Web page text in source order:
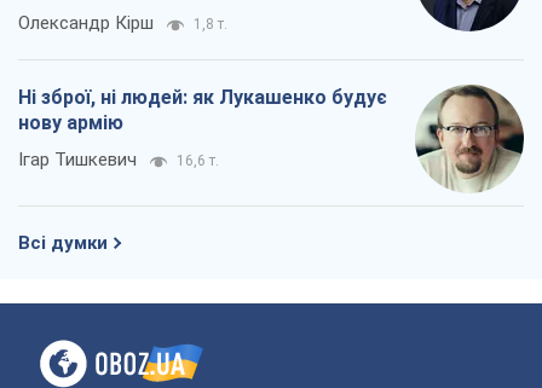
Олександр Кірш 1,8 т.
Ні зброї, ні людей: як Лукашенко будує
нову армію
Ігар Тишкевич 16,6 т.
Всі думки